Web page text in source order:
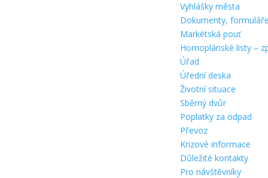
Vyhlášky města
Dokumenty, formuláře
Markétská pouť
Hornoplánské listy –
Úřad
Úřední deska
Životní situace
Sběrný dvůr
Poplatky za odpad
Převoz
Krizové informace
Důležité kontakty
Pro návštěvníky